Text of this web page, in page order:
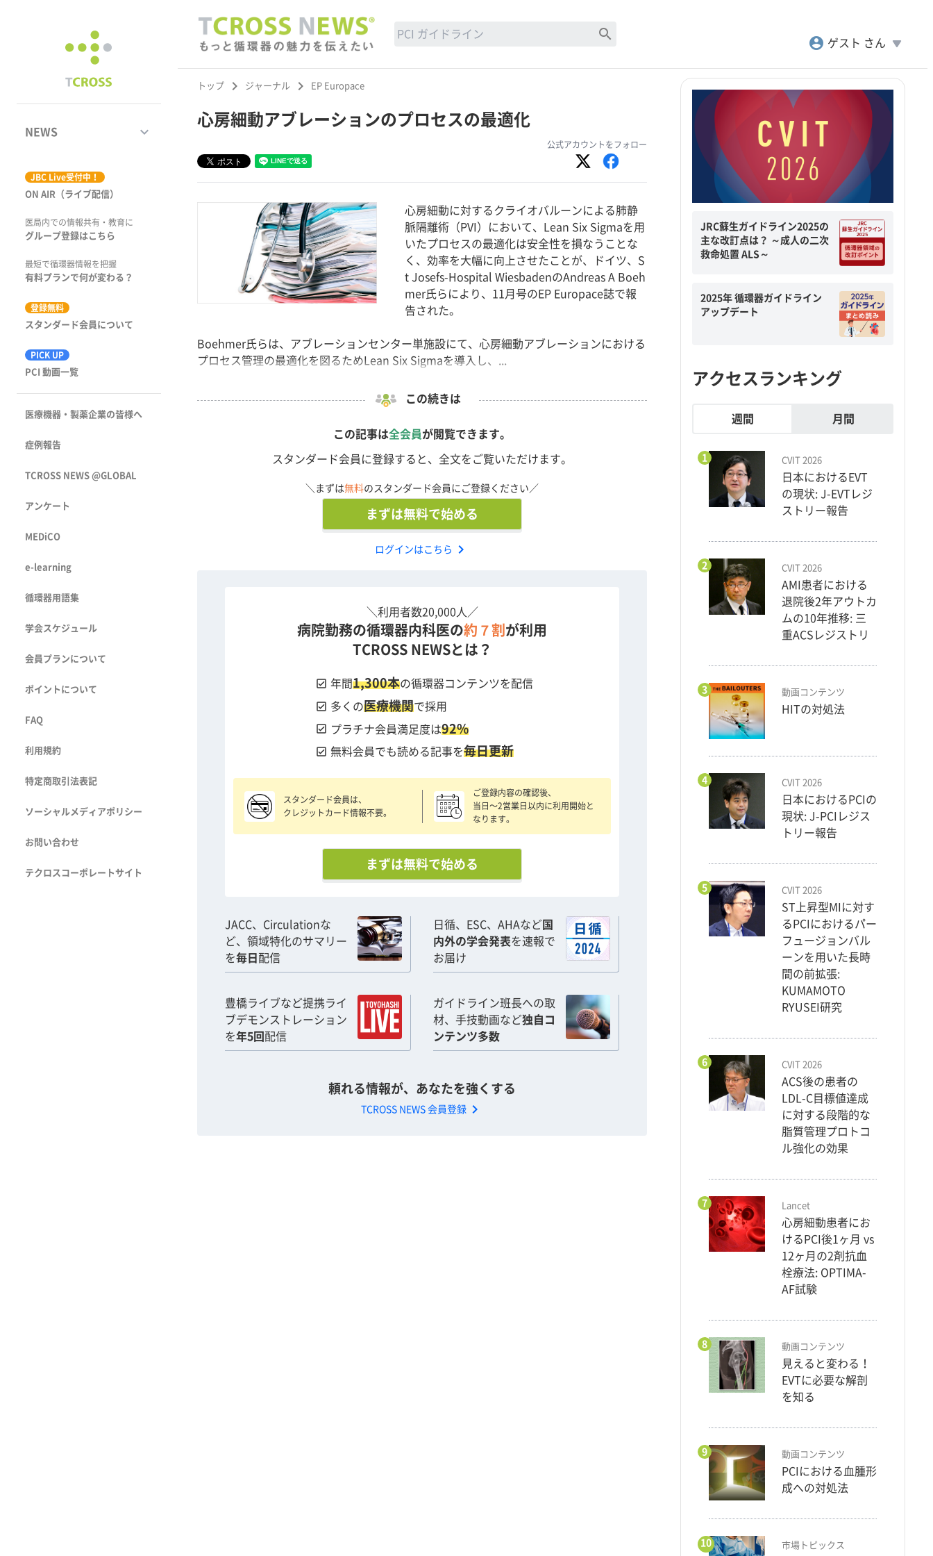
NEWS keyboard_arrow_down
ジャーナル
動画コンテンツ
市場トピックス
JBC Live受付中！
ON AIR（ライブ配信）
医局内での情報共有・教育に
グループ登録はこちら
最短で循環器情報を把握
有料プランで何が変わる？
登録無料
スタンダード会員について
PICK UP
PCI 動画一覧
医療機器・製薬企業の皆様へ
症例報告
TCROSS NEWS @GLOBAL
アンケート
MEDiCO
e-learning
循環器用語集
学会スケジュール
会員プランについて
ポイントについて
FAQ
利用規約
特定商取引法表記
ソーシャルメディアポリシー
お問い合わせ
テクロスコーポレートサイト
search
account_circle ゲスト さん play_arrow
トップ keyboard_arrow_right ジャーナル keyboard_arrow_right EP Europace
心房細動アブレーションのプロセスの最適化
公式アカウントをフォロー
心房細動に対するクライオバルーンによる肺静
脈隔離術（PVI）において、Lean Six Sigmaを用
いたプロセスの最適化は安全性を損なうことな
く、効率を大幅に向上させたことが、ドイツ、S
t Josefs-Hospital WiesbadenのAndreas A Boeh
mer氏らにより、11月号のEP Europace誌で報
告された。
Boehmer氏らは、アブレーションセンター単施設にて、心房細動アブレーションにおける
プロセス管理の最適化を図るためLean Six Sigmaを導入し、...
この続きは
この記事は全会員が閲覧できます。
スタンダード会員に登録すると、全文をご覧いただけます。
＼まずは無料のスタンダード会員にご登録ください／
まずは無料で始める
ログインはこちら chevron_right
＼利用者数20,000人／
病院勤務の循環器内科医の約７割 が利用
TCROSS NEWSとは？
check_box 年間1,300本の循環器コンテンツを配信
check_box 多くの医療機関で採用
check_box プラチナ会員満足度は92%
check_box 無料会員でも読める記事を毎日更新
スタンダード会員は、
クレジットカード情報不要。
ご登録内容の確認後、
当日〜2営業日以内に利用開始と
なります。
まずは無料で始める
JACC、Circulationな
ど、領域特化のサマリー
を毎日 配信
日循、ESC、AHAなど国
内外の学会発表を速報で
お届け
豊橋ライブなど提携ライ
ブデモンストレーション
を年5回 配信
ガイドライン班長への取
材、手技動画など独自コ
ンテンツ多数
頼れる情報が、あなたを強くする
TCROSS NEWS 会員登録 chevron_right
JRC蘇生ガイドライン2025の
主な改訂点は？ ～成人の二次
救命処置 ALS～
2025年 循環器ガイドライン
アップデート
アクセスランキング
週間 月間
1 CVIT 2026
日本におけるEVT
の現状: J-EVTレジ
ストリー報告
2 CVIT 2026
AMI患者における
退院後2年アウトカ
ムの10年推移: 三
重ACSレジストリ
3 動画コンテンツ
HITの対処法
4 CVIT 2026
日本におけるPCIの
現状: J-PCIレジス
トリー報告
5 CVIT 2026
ST上昇型MIに対す
るPCIにおけるパー
フュージョンバル
ーンを用いた長時
間の前拡張:
KUMAMOTO
RYUSEI研究
6 CVIT 2026
ACS後の患者の
LDL-C目標値達成
に対する段階的な
脂質管理プロトコ
ル強化の効果
7 Lancet
心房細動患者にお
けるPCI後1ヶ月 vs
12ヶ月の2剤抗血
栓療法: OPTIMA-
AF試験
8 動画コンテンツ
見えると変わる！
EVTに必要な解剖
を知る
9 動画コンテンツ
PCIにおける血腫形
成への対処法
10 市場トピックス